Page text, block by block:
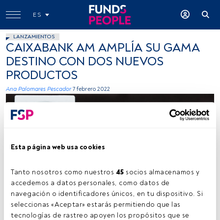
Esta página web usa cookies
Tanto nosotros como nuestros 45 socios almacenamos y
accedemos a datos personales, como datos de
navegación o identificadores únicos, en tu dispositivo. Si
seleccionas «Aceptar» estarás permitiendo que las
tecnologías de rastreo apoyen los propósitos que se
ES
LANZAMIENTOS
CAIXABANK AM AMPLÍA SU GAMA
DESTINO CON DOS NUEVOS
PRODUCTOS
Ana Palomares Pescador 7 febrero 2022
Freestocks, Unsplash
Tiempo lectura: 2 min.